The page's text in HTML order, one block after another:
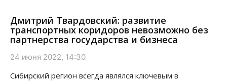
Дмитрий Твардовский: развитие
транспортных коридоров невозможно без
партнерства государства и бизнеса
24 июня 2022, 14:30
Сибирский регион всегда являлся ключевым в